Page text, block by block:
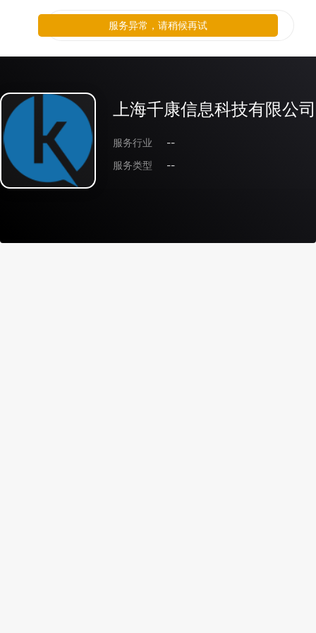
上海千康信息科技有限公司
服务行业
--
服务类型
--
服务异常，请稍候再试